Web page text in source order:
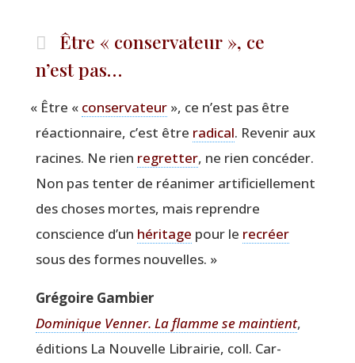
Être « conservateur », ce
n’est pas…
« Être « conser­va­teur », ce n’est pas être
réac­tion­naire, c’est être radi­cal. Reve­nir aux
racines. Ne rien regret­ter, ne rien concé­der.
Non pas ten­ter de réani­mer arti­fi­ciel­le­ment
des choses mortes, mais reprendre
conscience d’un héri­tage pour le recréer
sous des formes nouvelles. »
Gré­goire Gambier
Domi­nique Ven­ner. La flamme se main­tient,
édi­tions La Nou­velle Librai­rie, coll. Car­